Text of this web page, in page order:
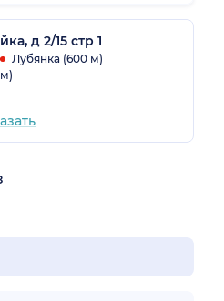
д 2/15 стр 1
Лубянка (600 м)